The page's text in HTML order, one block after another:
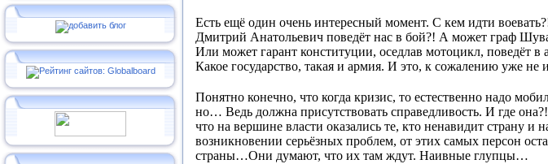
Есть ещё один очень интересный момент. С кем идти
Дмитрий Анатольевич поведёт нас в бой?! А может граф
Или может гарант конституции, оседлав мотоцикл, поведёт в
Какое государство, такая и армия. И это, к сожалению уже не
Понятно конечно, что когда кризис, то естественно надо
но… Ведь должна присутствовать справедливость. И где
что на вершине власти оказались те, кто ненавидит страну
возникновении серьёзных проблем, от этих самых персон
страны…Они думают, что их там ждут. Наивные глупцы…